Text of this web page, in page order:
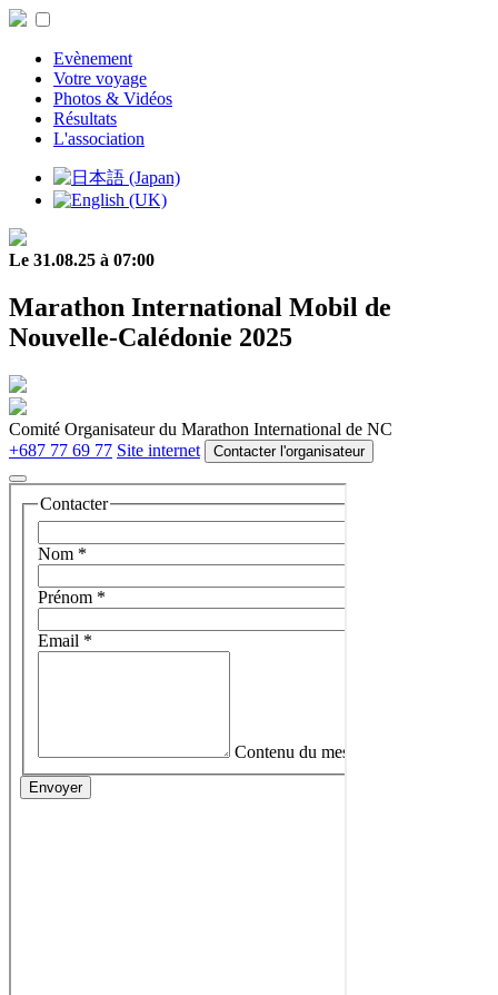
Evènement
Votre voyage
Photos & Vidéos
Résultats
L'association
Le 31.08.25 à 07:00
Marathon International Mobil de
Nouvelle-Calédonie 2025
Comité Organisateur du Marathon International de NC
+687 77 69 77 Site internet Contacter l'organisateur